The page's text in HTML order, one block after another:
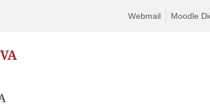
Webmail Moodle